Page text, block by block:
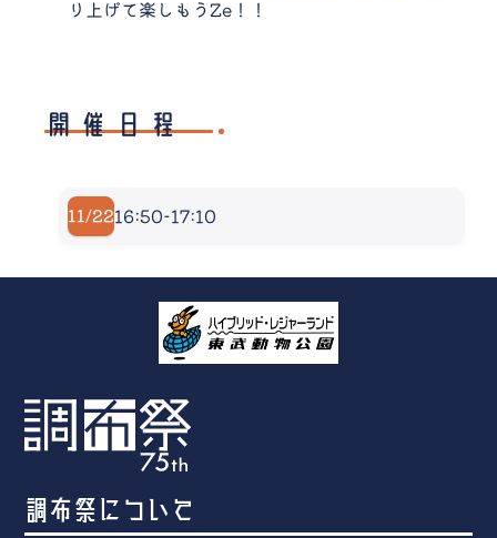
り上げて楽しもうZe！！
開催日程
11/2216:50-17:10
調布祭について